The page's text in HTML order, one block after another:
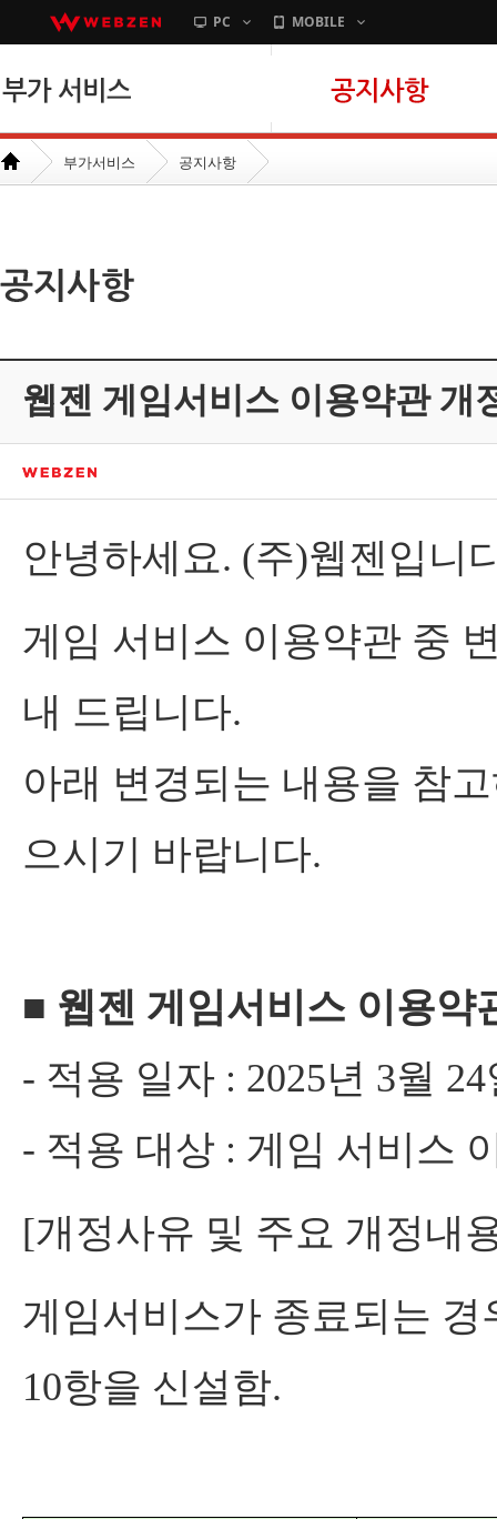
PC MOBILE
부가서비스 공지사항
웹젠 게임서비스 이용약관 개
안녕하세요. (주)웹젠입니
게임 서비스 이용약관 중
내 드립니다.
아래 변경되는 내용을 참
으시기 바랍니다.
■ 웹젠 게임서비스 이용약
- 적용 일자 : 2025년 3월
- 적용 대상 : 게임 서비스
[개정사유 및 주요 개정내
게임서비스가 종료되는
10항을 신설함.